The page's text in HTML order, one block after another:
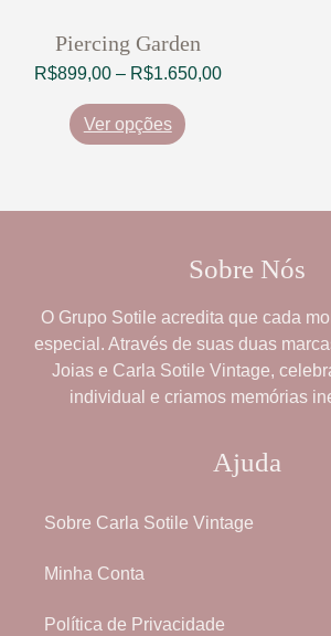
Piercing Garden
R$899,00 – R$1.650,00
Ver opções
Sobre Nós
O Grupo Sotile acredita que cada
especial. Através de suas duas
Joias e Carla Sotile Vintage,
individual e criamos memórias
Ajuda
Sobre Carla Sotile Vintage
Minha Conta
Política de Privacidade